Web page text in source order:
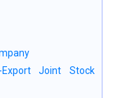
Joint Stock